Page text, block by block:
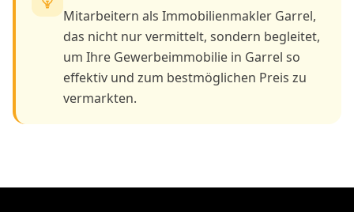
Mitarbeitern als Immobilienmakler Garrel,
das nicht nur vermittelt, sondern begleitet,
um Ihre Gewerbeimmobilie in Garrel so
effektiv und zum bestmöglichen Preis zu
vermarkten.